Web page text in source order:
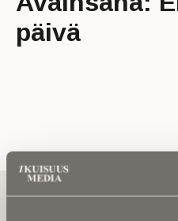
päivä
Tilaa uutiskirje -